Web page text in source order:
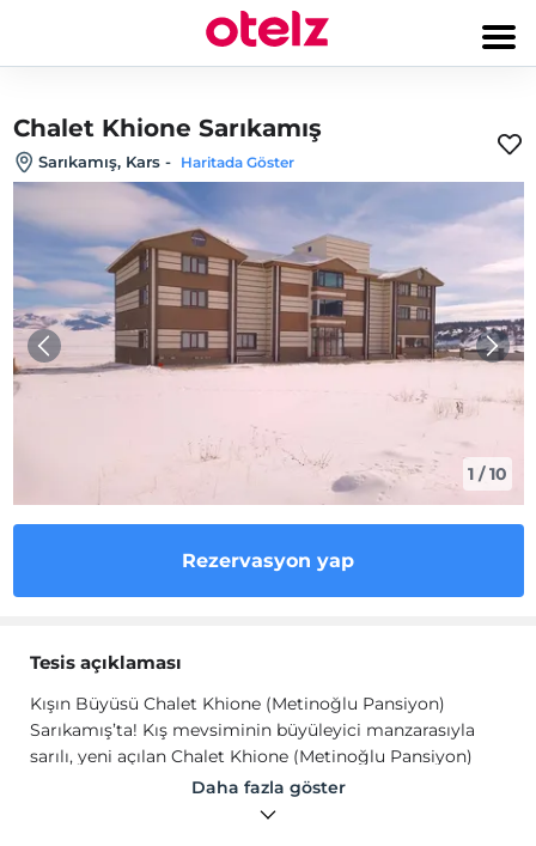
Chalet Khione Sarıkamış
Sarıkamış, Kars - Haritada Göster
1 /10
Rezervasyon yap
Tesis açıklaması
Kışın Büyüsü Chalet Khione (Metinoğlu Pansiyon)
Sarıkamış’ta! Kış mevsiminin büyüleyici manzarasıyla
sarılı, yeni açılan Chalet Khione (Metinoğlu Pansiyon)
Sarıkamış, özel tasarımı ve sıcak atmosferiyle sizleri
Daha fazla göster